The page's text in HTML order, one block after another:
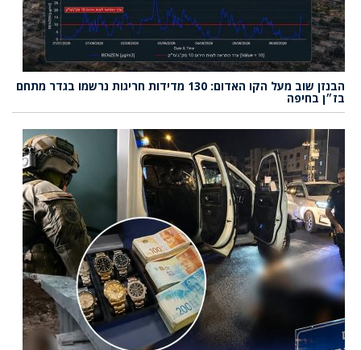
הבנזן שוב מעל הקו האדום: 130 מדידות חריגות נרשמו בגדר מתחם
בז״ן בחיפה